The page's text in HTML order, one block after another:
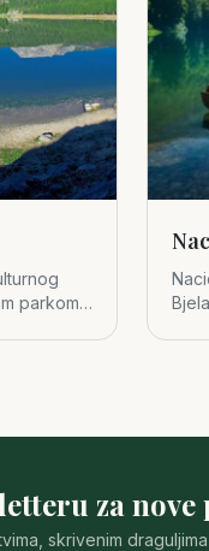
parkom
za nove
skrivenim